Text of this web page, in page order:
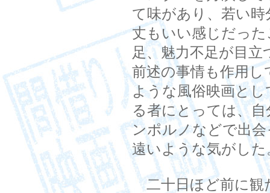
て味があり、若い
丈もいい感じだっ
足、魅力不足が目
前述の事情も作用
ような風俗映画と
る者にとっては、
ンポルノなどで出
遠いような気がした
二十日ほど前に観